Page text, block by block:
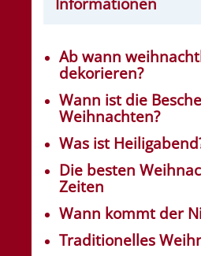
Ab wann
dekorieren?
Wann ist die
Weihnachten?
Was ist
Die besten
Zeiten
Wann kommt der
Traditionelles